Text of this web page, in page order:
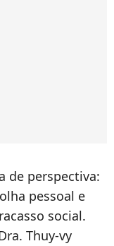
de perspectiva:
pessoal e
social.
Thuy-vy